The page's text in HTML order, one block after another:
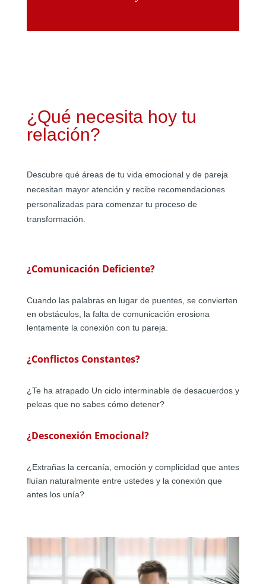
¿Qué necesita hoy tu
relación?
Descubre qué áreas de tu vida emocional y de pareja
necesitan mayor atención y recibe recomendaciones
personalizadas para comenzar tu proceso de
transformación.
¿Comunicación Deficiente?
Cuando las palabras en lugar de puentes, se convierten
en obstáculos, la falta de comunicación erosiona
lentamente la conexión con tu pareja.
¿Conflictos Constantes?
¿Te ha atrapado Un ciclo interminable de desacuerdos y
peleas que no sabes cómo detener?
¿Desconexión Emocional?
¿Extrañas la cercanía, emoción y complicidad que antes
fluían naturalmente entre ustedes y la conexión que
antes los unía?